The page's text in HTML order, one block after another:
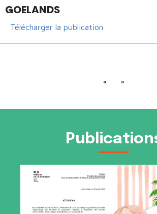
GOELANDS
Télécharger la publication
« »